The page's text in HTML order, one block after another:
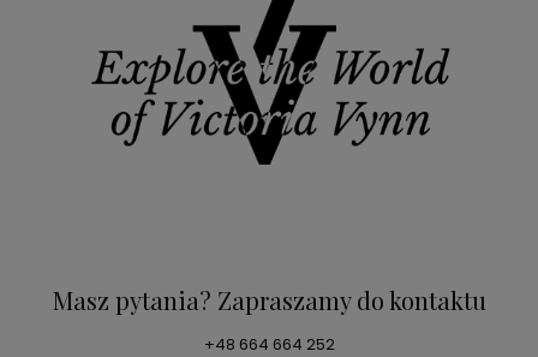
Masz pytania? Zapraszamy do kontaktu
+48 664 664 252